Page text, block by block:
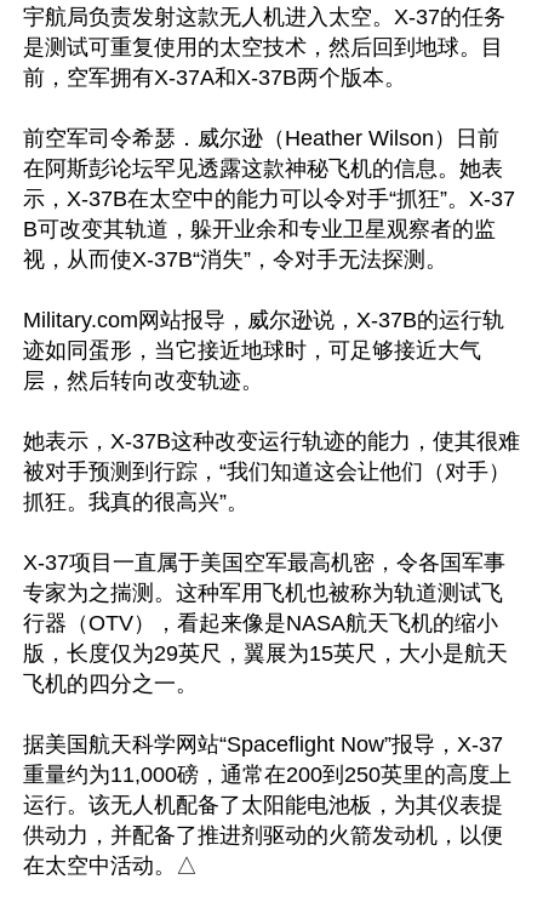
宇航局负责发射这款无人机进入太空。X-37的任务
是测试可重复使用的太空技术，然后回到地球。目
前，空军拥有X-37A和X-37B两个版本。
前空军司令希瑟．威尔逊（Heather Wilson）日前
在阿斯彭论坛罕见透露这款神秘飞机的信息。她表
示，X-37B在太空中的能力可以令对手“抓狂”。X-37
B可改变其轨道，躲开业余和专业卫星观察者的监
视，从而使X-37B“消失”，令对手无法探测。
Military.com网站报导，威尔逊说，X-37B的运行轨
迹如同蛋形，当它接近地球时，可足够接近大气
层，然后转向改变轨迹。
她表示，X-37B这种改变运行轨迹的能力，使其很难
被对手预测到行踪，“我们知道这会让他们（对手）
抓狂。我真的很高兴”。
X-37项目一直属于美国空军最高机密，令各国军事
专家为之揣测。这种军用飞机也被称为轨道测试飞
行器（OTV），看起来像是NASA航天飞机的缩小
版，长度仅为29英尺，翼展为15英尺，大小是航天
飞机的四分之一。
据美国航天科学网站“Spaceflight Now”报导，X-37
重量约为11,000磅，通常在200到250英里的高度上
运行。该无人机配备了太阳能电池板，为其仪表提
供动力，并配备了推进剂驱动的火箭发动机，以便